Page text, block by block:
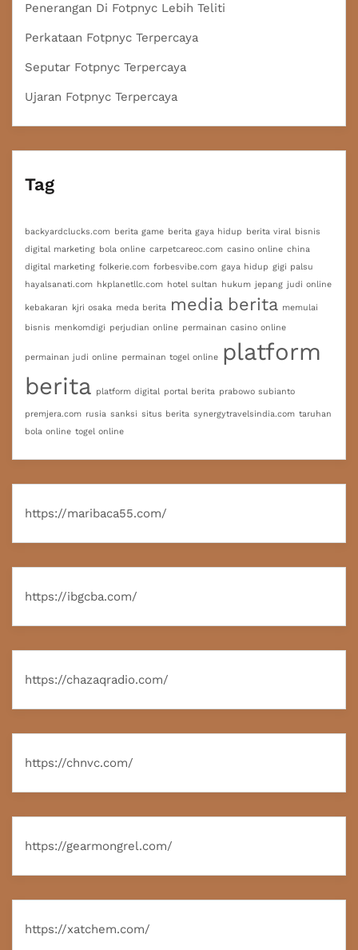
Penerangan Di Fotpnyc Lebih Teliti
Perkataan Fotpnyc Terpercaya
Seputar Fotpnyc Terpercaya
Ujaran Fotpnyc Terpercaya
Tag
backyardclucks.com berita game berita gaya hidup berita viral bisnis
digital marketing bola online carpetcareoc.com casino online china
digital marketing folkerie.com forbesvibe.com gaya hidup gigi palsu
hayalsanati.com hkplanetllc.com hotel sultan hukum jepang judi online
kebakaran kjri osaka meda berita media berita memulai
bisnis menkomdigi perjudian online permainan casino online
permainan judi online permainan togel online platform
berita platform digital portal berita prabowo subianto
premjera.com rusia sanksi situs berita synergytravelsindia.com taruhan
bola online togel online
https://maribaca55.com/
https://ibgcba.com/
https://chazaqradio.com/
https://chnvc.com/
https://gearmongrel.com/
https://xatchem.com/